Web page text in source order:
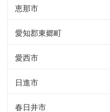
恵那市
愛知郡東郷町
愛西市
日進市
春日井市